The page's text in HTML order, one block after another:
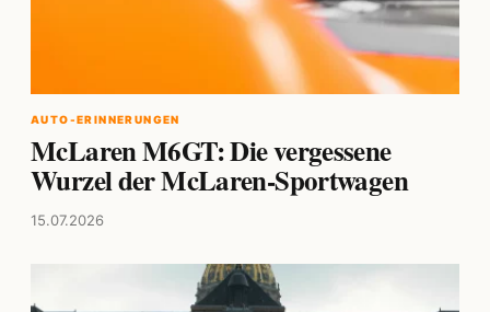
AUTO-ERINNERUNGEN
McLaren M6GT: Die vergessene
Wurzel der McLaren-Sportwagen
15.07.2026